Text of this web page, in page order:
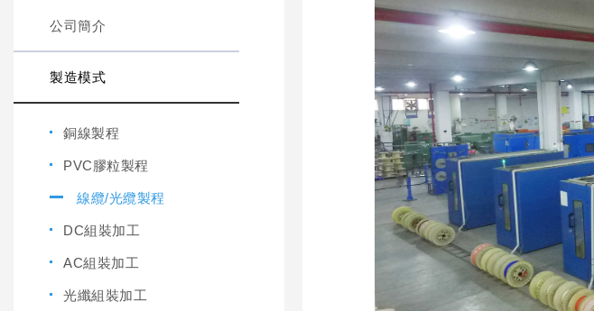
公司簡介
製造模式
銅線製程
PVC膠粒製程
線纜/光纜製程
DC組裝加工
AC組裝加工
光纖組裝加工